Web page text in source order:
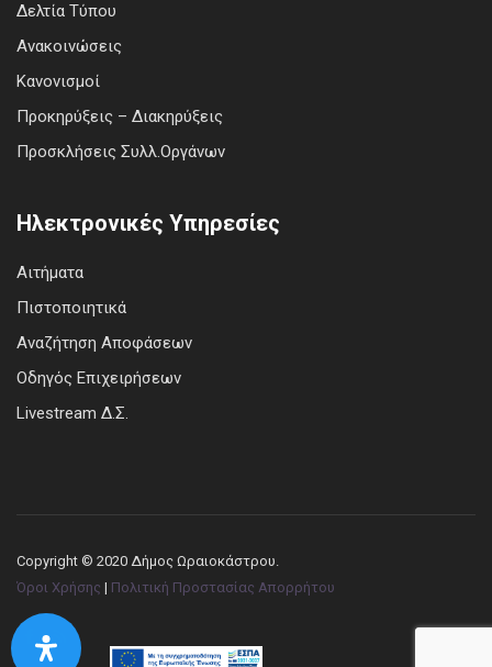
Δελτία Τύπου
Ανακοινώσεις
Κανονισμοί
Προκηρύξεις – Διακηρύξεις
Προσκλήσεις Συλλ.Οργάνων
Ηλεκτρονικές Υπηρεσίες
Αιτήματα
Πιστοποιητικά
Αναζήτηση Αποφάσεων
Οδηγός Επιχειρήσεων
Livestream Δ.Σ.
Copyright © 2020 Δήμος Ωραιοκάστρου.
Όροι Χρήσης | Πολιτική Προστασίας Απορρήτου